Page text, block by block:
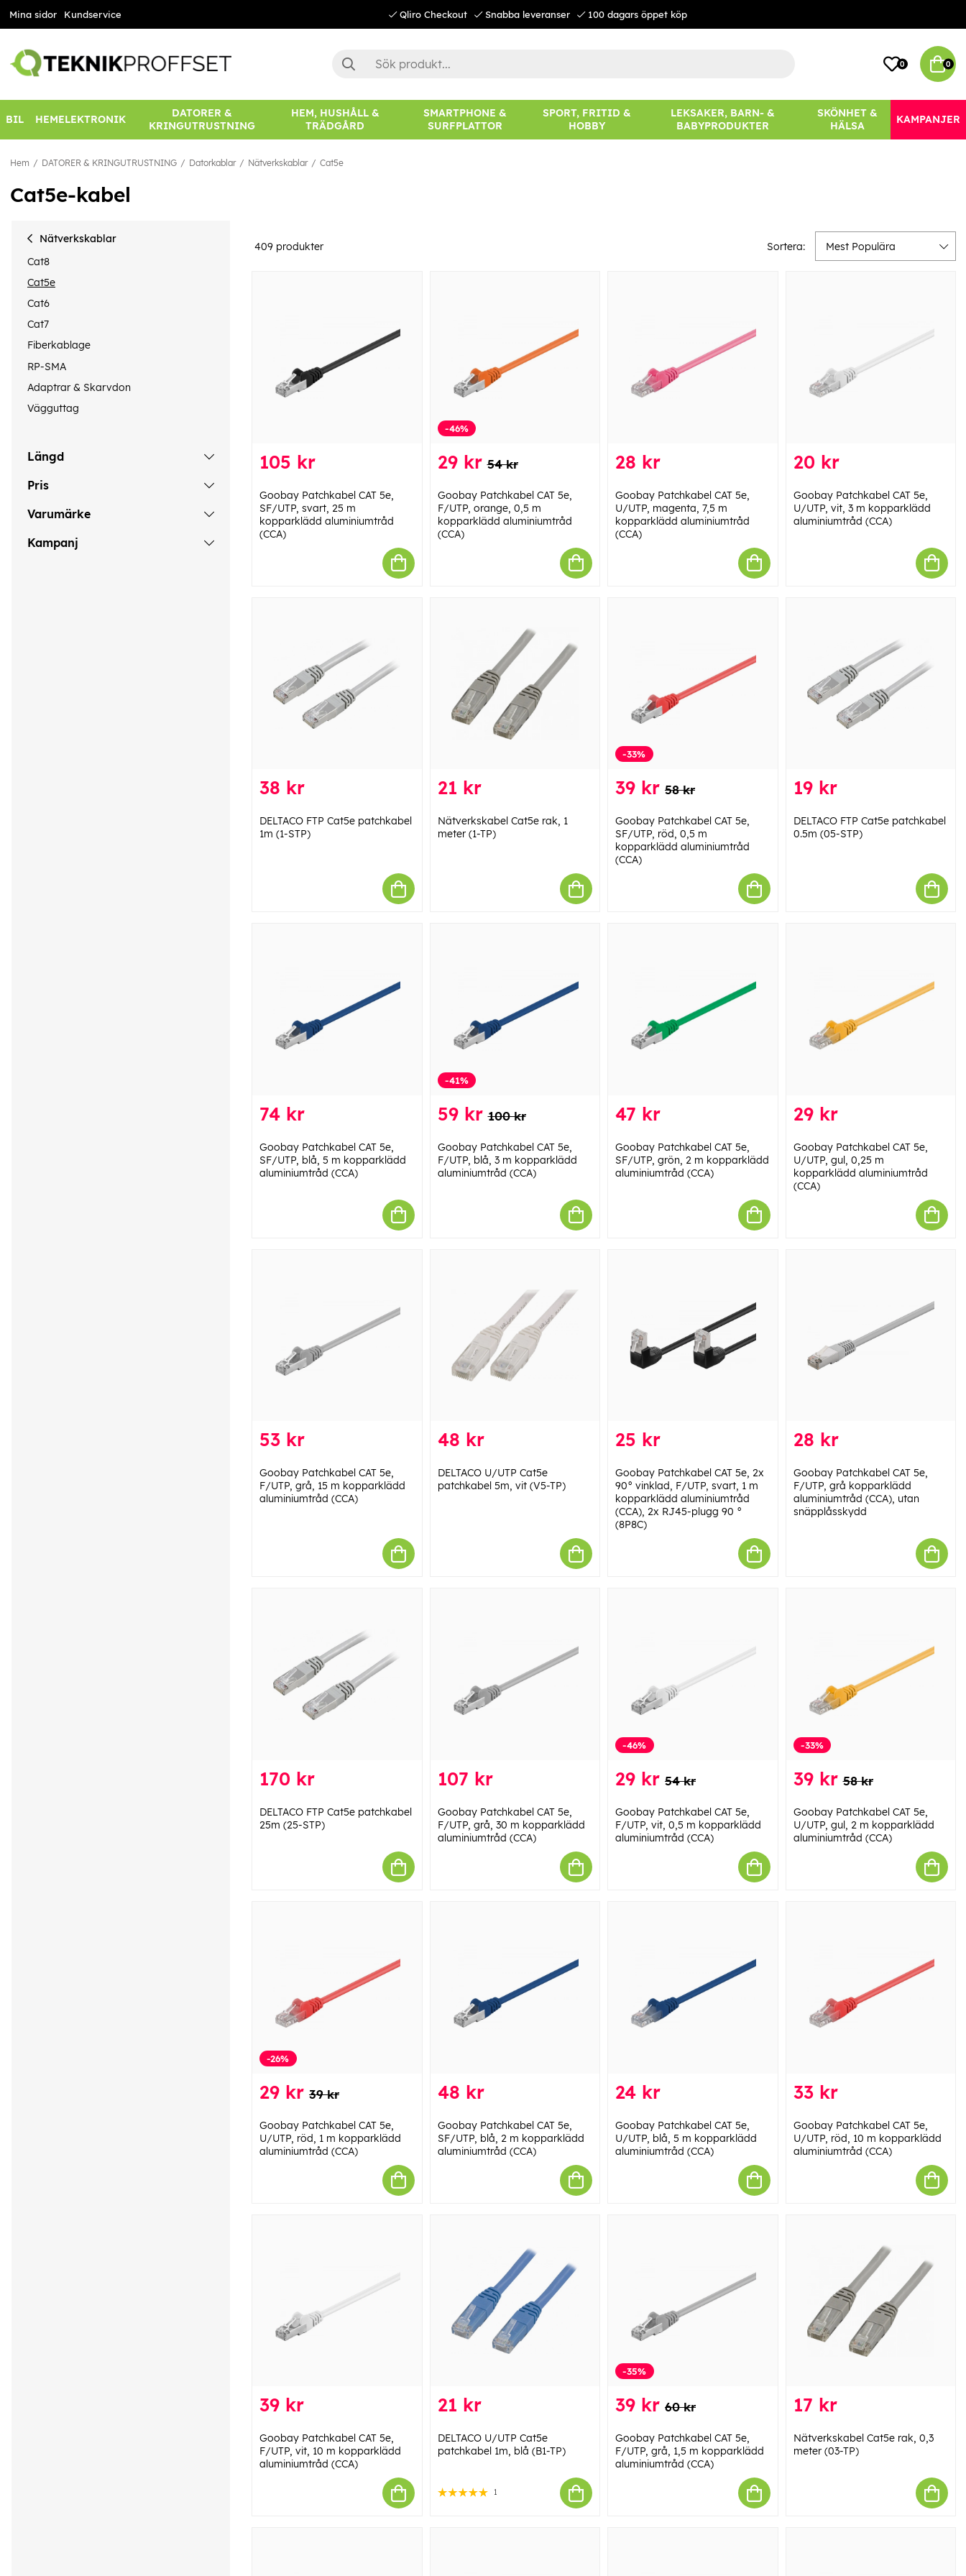
Mina sidor Kundservice Qliro Checkout Snabba leveranser 100 dagars öppet köp
0 0
BIL HEMELEKTRONIK
DATORER &
KRINGUTRUSTNING
HEM, HUSHÅLL &
TRÄDGÅRD
SMARTPHONE &
SURFPLATTOR
SPORT, FRITID &
HOBBY
LEKSAKER, BARN- &
BABYPRODUKTER
SKÖNHET &
HÄLSA
KAMPANJER
Hem DATORER & KRINGUTRUSTNING Datorkablar Nätverkskablar Cat5e
Cat5e-kabel
Nätverkskablar
Cat8
Cat5e
Cat6
Cat7
Fiberkablage
RP-SMA
Adaptrar & Skarvdon
Vägguttag
Längd
Pris
Varumärke
Kampanj
409 produkter Sortera: Mest Populära
105 kr
Goobay Patchkabel CAT 5e,
SF/UTP, svart, 25 m
kopparklädd aluminiumtråd
(CCA)
-46%
29 kr 54 kr
Goobay Patchkabel CAT 5e,
F/UTP, orange, 0,5 m
kopparklädd aluminiumtråd
(CCA)
28 kr
Goobay Patchkabel CAT 5e,
U/UTP, magenta, 7,5 m
kopparklädd aluminiumtråd
(CCA)
20 kr
Goobay Patchkabel CAT 5e,
U/UTP, vit, 3 m kopparklädd
aluminiumtråd (CCA)
38 kr
DELTACO FTP Cat5e patchkabel
1m (1-STP)
21 kr
Nätverkskabel Cat5e rak, 1
meter (1-TP)
-33%
39 kr 58 kr
Goobay Patchkabel CAT 5e,
SF/UTP, röd, 0,5 m
kopparklädd aluminiumtråd
(CCA)
19 kr
DELTACO FTP Cat5e patchkabel
0.5m (05-STP)
74 kr
Goobay Patchkabel CAT 5e,
SF/UTP, blå, 5 m kopparklädd
aluminiumtråd (CCA)
-41%
59 kr 100 kr
Goobay Patchkabel CAT 5e,
F/UTP, blå, 3 m kopparklädd
aluminiumtråd (CCA)
47 kr
Goobay Patchkabel CAT 5e,
SF/UTP, grön, 2 m kopparklädd
aluminiumtråd (CCA)
29 kr
Goobay Patchkabel CAT 5e,
U/UTP, gul, 0,25 m
kopparklädd aluminiumtråd
(CCA)
53 kr
Goobay Patchkabel CAT 5e,
F/UTP, grå, 15 m kopparklädd
aluminiumtråd (CCA)
48 kr
DELTACO U/UTP Cat5e
patchkabel 5m, vit (V5-TP)
25 kr
Goobay Patchkabel CAT 5e, 2x
90° vinklad, F/UTP, svart, 1 m
kopparklädd aluminiumtråd
(CCA), 2x RJ45-plugg 90 °
(8P8C)
28 kr
Goobay Patchkabel CAT 5e,
F/UTP, grå kopparklädd
aluminiumtråd (CCA), utan
snäpplåsskydd
170 kr
DELTACO FTP Cat5e patchkabel
25m (25-STP)
107 kr
Goobay Patchkabel CAT 5e,
F/UTP, grå, 30 m kopparklädd
aluminiumtråd (CCA)
-46%
29 kr 54 kr
Goobay Patchkabel CAT 5e,
F/UTP, vit, 0,5 m kopparklädd
aluminiumtråd (CCA)
-33%
39 kr 58 kr
Goobay Patchkabel CAT 5e,
U/UTP, gul, 2 m kopparklädd
aluminiumtråd (CCA)
-26%
29 kr 39 kr
Goobay Patchkabel CAT 5e,
U/UTP, röd, 1 m kopparklädd
aluminiumtråd (CCA)
48 kr
Goobay Patchkabel CAT 5e,
SF/UTP, blå, 2 m kopparklädd
aluminiumtråd (CCA)
24 kr
Goobay Patchkabel CAT 5e,
U/UTP, blå, 5 m kopparklädd
aluminiumtråd (CCA)
33 kr
Goobay Patchkabel CAT 5e,
U/UTP, röd, 10 m kopparklädd
aluminiumtråd (CCA)
39 kr
Goobay Patchkabel CAT 5e,
F/UTP, vit, 10 m kopparklädd
aluminiumtråd (CCA)
21 kr
DELTACO U/UTP Cat5e
patchkabel 1m, blå (B1-TP)
1
-35%
39 kr 60 kr
Goobay Patchkabel CAT 5e,
F/UTP, grå, 1,5 m kopparklädd
aluminiumtråd (CCA)
17 kr
Nätverkskabel Cat5e rak, 0,3
meter (03-TP)